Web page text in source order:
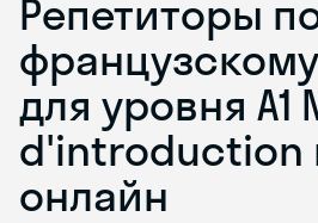
Репетиторы
для уровня A1
d'introduction
онлайн
Skyeng Chat